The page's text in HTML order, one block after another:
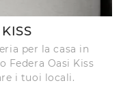
per la casa in
Federa Oasi Kiss
i tuoi locali.